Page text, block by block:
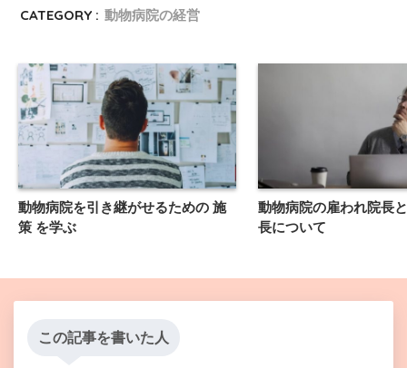
CATEGORY : 動物病院の経営
動物病院を引き継がせるための 施
策 を学ぶ
動物病院の雇われ院長
長について
この記事を書いた人